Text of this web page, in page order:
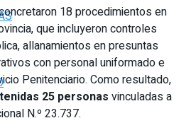
18 procedimientos en
que incluyeron controles
allanamientos en presuntas
con personal uniformado e
Penitenciario. Como resultado,
25 personas vinculadas a
N.º 23.737.